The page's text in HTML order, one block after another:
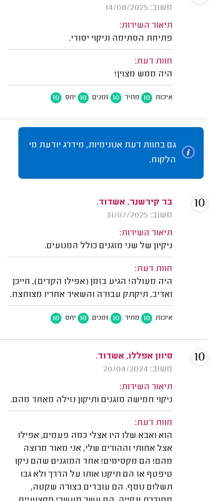
משוב: 14/08/2025
תיאור השירות:
פתיחת הסתימה וניקוי יסודי.
חוות דעת:
היה ממש מצוין!
איכות 10 מחיר 10 זמנים 10 יחס 10
גם בחוות דעת אנונימיות, מידרג יודעת מי
הלקוח.
בר קירשנר, אשדוד.
משוב: 31/07/2025
תיאור השירות:
ניקיון של שני מזגנים כולל המנועים.
חוות דעת:
היה מעולה! הגיע בזמן (אפילו הקדים), חייכן
ואדיב, תיקתק עבודה והשאיר אחריו מצוחצח.
איכות 10 מחיר 10 זמנים 10 יחס 10
10
סיוון אפללו, אשדוד.
משוב: 20/04/2024
תיאור השירות:
ניקוי חמישה מזגנים ותיקון נזילה מאחד מהם.
חוות דעת:
הוא ואבא שלו היו אצלי כמה פעמים, אפילו
אצל אחותי וההורים שלי, אני מאוד מרוצה
מהם! הם מקסימים! אחד המזגנים שהם ניקו
טיפטף אז הם תיקנו אותו על הדרך ולא גבו
תשלום נוסף. הם עובדים בצורה שקטה,
10